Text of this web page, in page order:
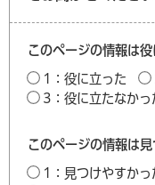
このページの情報は
1：役に立った
3：役に立たなかっ
このページの情報は
1：見つけやすかっ